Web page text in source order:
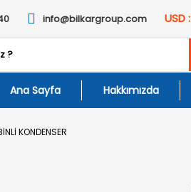
info@bilkargroup.com USD :
Ana Sayfa Hakkımızda
KONDENSER